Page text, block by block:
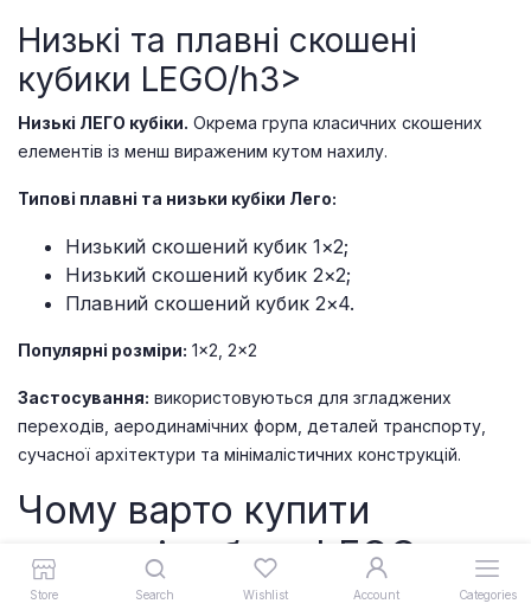
Store Search Wishlist Account Categories
Низькі та плавні скошені
кубики LEGO/h3>
Низькі ЛЕГО кубіки. Окрема група класичних скошених
елементів із менш вираженим кутом нахилу.
Типові плавні та низьки кубіки Лего:
Низький скошений кубик 1×2;
Низький скошений кубик 2×2;
Плавний скошений кубик 2×4.
Популярні розміри: 1×2, 2×2
Застосування: використовуються для згладжених
переходів, аеродинамічних форм, деталей транспорту,
сучасної архітектури та мінімалістичних конструкцій.
Чому варто купити
скошені кубики LEGO
поштучно в магазині